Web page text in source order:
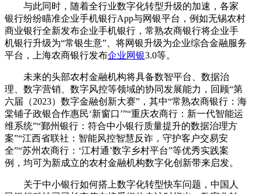
与此同时，随着全行业数字化转型升级的加速，各家
银行纷纷瞄准企业手机银行App与网银平台，例如无锡农村
商业银行全新发布企业手机银行，常熟农商银行将企业手
机银行升级为“常银生意”、将网银升级为企业综合金融服务
平台，上海农商银行发布企业网银3.0等。
未来的头部农村金融机构将具备数智平台、数据治
理、数字营销、数字风控等领域的协同发展能力，回顾“第
六届（2023）数字金融创新大赛”，其中“常熟农商银行：海
棠铺子政银合作惠民‘新窗口’”“重庆农商行：新一代智能运
维系统”“鄞州银行：符合中小银行质量提升的数据治理方
案”“江西省联社：智能风控智慧反诈，守护客户交易安
全”“苏州农商行：‘江村通’数字乡村平台”等优秀实践案
例，均可为新成立的农村金融机构数字化创新带来启发。
关于中小银行如何搭上数字化转型快车问题，中国人